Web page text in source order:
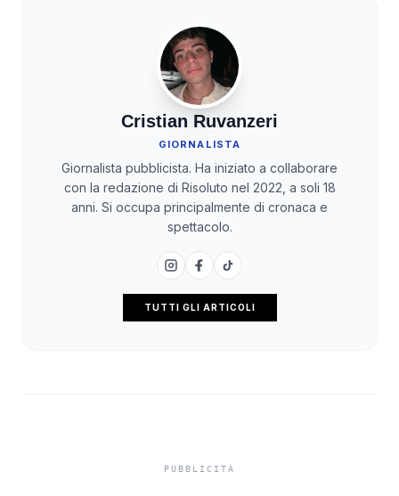
Cristian Ruvanzeri
GIORNALISTA
Giornalista pubblicista. Ha iniziato a collaborare
con la redazione di Risoluto nel 2022, a soli 18
anni. Si occupa principalmente di cronaca e
spettacolo.
TUTTI GLI ARTICOLI